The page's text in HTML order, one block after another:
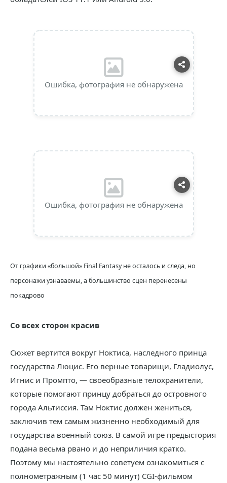
Ошибка, фотография не обнаружена
Ошибка, фотография не обнаружена
От графики «большой» Final Fantasy не осталось и следа, но
персонажи узнаваемы, а большинство сцен перенесены
покадрово
Со всех сторон красив
Сюжет вертится вокруг Ноктиса, наследного принца
государства Люцис. Его верные товарищи, Гладиолус,
Игнис и Промпто, — своеобразные телохранители,
которые помогают принцу добраться до островного
города Альтиссия. Там Ноктис должен жениться,
заключив тем самым жизненно необходимый для
государства военный союз. В самой игре предыстория
подана весьма рвано и до неприличия кратко.
Поэтому мы настоятельно советуем ознакомиться с
полнометражным (1 час 50 минут) CGI-фильмом